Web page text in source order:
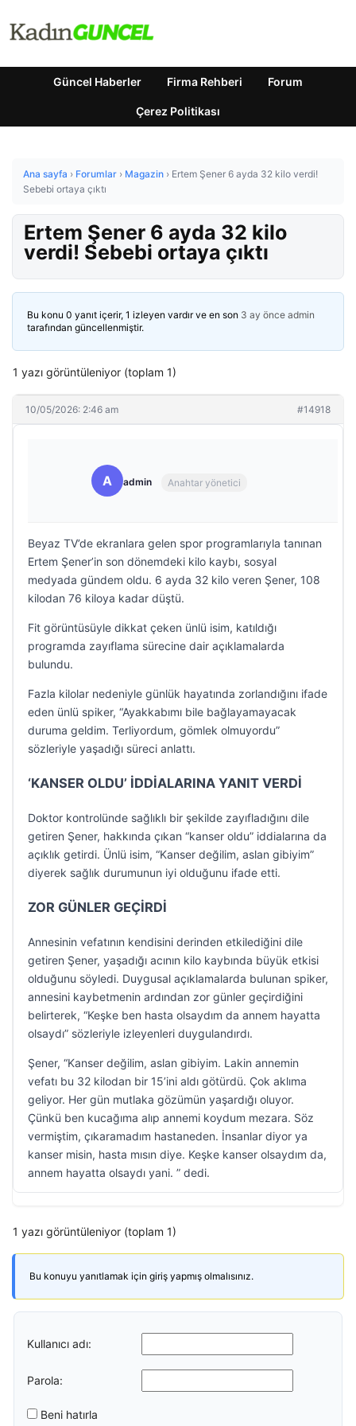
Güncel Haberler Firma Rehberi Forum
Çerez Politikası
Ana sayfa › Forumlar › Magazin › Ertem Şener 6 ayda 32 kilo verdi!
Sebebi ortaya çıktı
Ertem Şener 6 ayda 32 kilo
verdi! Sebebi ortaya çıktı
Bu konu 0 yanıt içerir, 1 izleyen vardır ve en son 3 ay önce admin
tarafından güncellenmiştir.
1 yazı görüntüleniyor (toplam 1)
10/05/2026: 2:46 am #14918
A admin Anahtar yönetici
Beyaz TV’de ekranlara gelen spor programlarıyla tanınan
Ertem Şener’in son dönemdeki kilo kaybı, sosyal
medyada gündem oldu. 6 ayda 32 kilo veren Şener, 108
kilodan 76 kiloya kadar düştü.
Fit görüntüsüyle dikkat çeken ünlü isim, katıldığı
programda zayıflama sürecine dair açıklamalarda
bulundu.
Fazla kilolar nedeniyle günlük hayatında zorlandığını ifade
eden ünlü spiker, “Ayakkabımı bile bağlayamayacak
duruma geldim. Terliyordum, gömlek olmuyordu”
sözleriyle yaşadığı süreci anlattı.
‘KANSER OLDU’ İDDİALARINA YANIT VERDİ
Doktor kontrolünde sağlıklı bir şekilde zayıfladığını dile
getiren Şener, hakkında çıkan “kanser oldu” iddialarına da
açıklık getirdi. Ünlü isim, “Kanser değilim, aslan gibiyim”
diyerek sağlık durumunun iyi olduğunu ifade etti.
ZOR GÜNLER GEÇİRDİ
Annesinin vefatının kendisini derinden etkilediğini dile
getiren Şener, yaşadığı acının kilo kaybında büyük etkisi
olduğunu söyledi. Duygusal açıklamalarda bulunan spiker,
annesini kaybetmenin ardından zor günler geçirdiğini
belirterek, “Keşke ben hasta olsaydım da annem hayatta
olsaydı” sözleriyle izleyenleri duygulandırdı.
Şener, “Kanser değilim, aslan gibiyim. Lakin annemin
vefatı bu 32 kilodan bir 15’ini aldı götürdü. Çok aklıma
geliyor. Her gün mutlaka gözümün yaşardığı oluyor.
Çünkü ben kucağıma alıp annemi koydum mezara. Söz
vermiştim, çıkaramadım hastaneden. İnsanlar diyor ya
kanser misin, hasta mısın diye. Keşke kanser olsaydım da,
annem hayatta olsaydı yani. ” dedi.
1 yazı görüntüleniyor (toplam 1)
Bu konuyu yanıtlamak için giriş yapmış olmalısınız.
Kullanıcı adı:
Parola:
Beni hatırla